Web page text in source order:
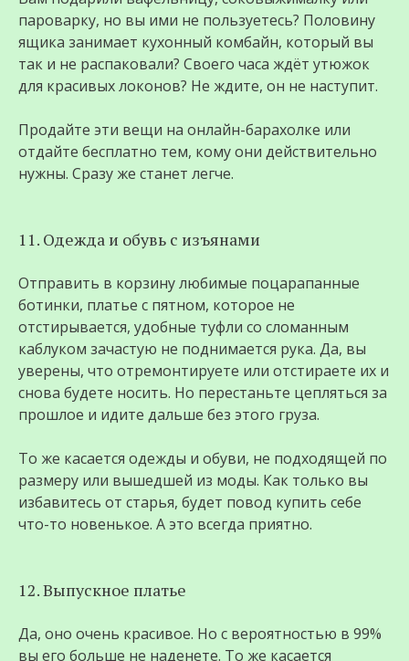
пароварку, но вы ими не пользуетесь? Половину
ящика занимает кухонный комбайн, который вы
так и не распаковали? Своего часа ждёт утюжок
для красивых локонов? Не ждите, он не наступит.
Продайте эти вещи на онлайн-барахолке или
отдайте бесплатно тем, кому они действительно
нужны. Сразу же станет легче.
11. Одежда и обувь с изъянами
Отправить в корзину любимые поцарапанные
ботинки, платье с пятном, которое не
отстирывается, удобные туфли со сломанным
каблуком зачастую не поднимается рука. Да, вы
уверены, что отремонтируете или отстираете их и
снова будете носить. Но перестаньте цепляться за
прошлое и идите дальше без этого груза.
То же касается одежды и обуви, не подходящей по
размеру или вышедшей из моды. Как только вы
избавитесь от старья, будет повод купить себе
что-то новенькое. А это всегда приятно.
12. Выпускное платье
Да, оно очень красивое. Но с вероятностью в 99%
вы его больше не наденете. То же касается